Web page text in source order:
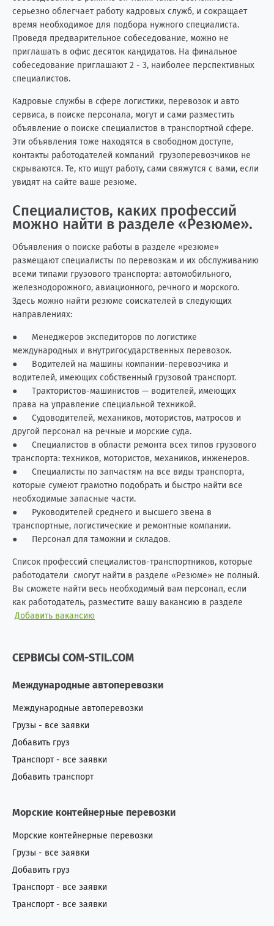
серьезно облегчает работу кадровых служб, и сокращает
время необходимое для подбора нужного специалиста.
Проведя предварительное собеседование, можно не
приглашать в офис десяток кандидатов. На финальное
собеседование приглашают 2 - 3, наиболее перспективных
специалистов.
Кадровые службы в сфере логистики, перевозок и авто
сервиса, в поиске персонала, могут и сами разместить
объявление о поиске специалистов в транспортной сфере.
Эти объявления тоже находятся в свободном доступе,
контакты работодателей компаний грузоперевозчиков не
скрываются. Те, кто ищут работу, сами свяжутся с вами, если
увидят на сайте ваше резюме.
Специалистов, каких профессий
можно найти в разделе «Резюме».
Объявления о поиске работы в разделе «резюме»
размещают специалисты по перевозкам и их обслуживанию
всеми типами грузового транспорта: автомобильного,
железнодорожного, авиационного, речного и морского.
Здесь можно найти резюме соискателей в следующих
направлениях:
● Менеджеров экспедиторов по логистике
международных и внутригосударственных перевозок.
● Водителей на машины компании-перевозчика и
водителей, имеющих собственный грузовой транспорт.
● Трактористов-машинистов — водителей, имеющих
права на управление специальной техникой.
● Судоводителей, механиков, мотористов, матросов и
другой персонал на речные и морские суда.
● Специалистов в области ремонта всех типов грузового
транспорта: техников, мотористов, механиков, инженеров.
● Специалисты по запчастям на все виды транспорта,
которые сумеют грамотно подобрать и быстро найти все
необходимые запасные части.
● Руководителей среднего и высшего звена в
транспортные, логистические и ремонтные компании.
● Персонал для таможни и складов.
Список профессий специалистов-транспортников, которые
работодатели смогут найти в разделе «Резюме» не полный.
Вы сможете найти весь необходимый вам персонал, если
как работодатель, разместите вашу вакансию в разделе
Добавить вакансию
СЕРВИСЫ COM-STIL.COM
Международные автоперевозки
Международные автоперевозки
Грузы - все заявки
Добавить груз
Транспорт - все заявки
Добавить транспорт
Морские контейнерные перевозки
Морские контейнерные перевозки
Грузы - все заявки
Добавить груз
Транспорт - все заявки
Транспорт - все заявки